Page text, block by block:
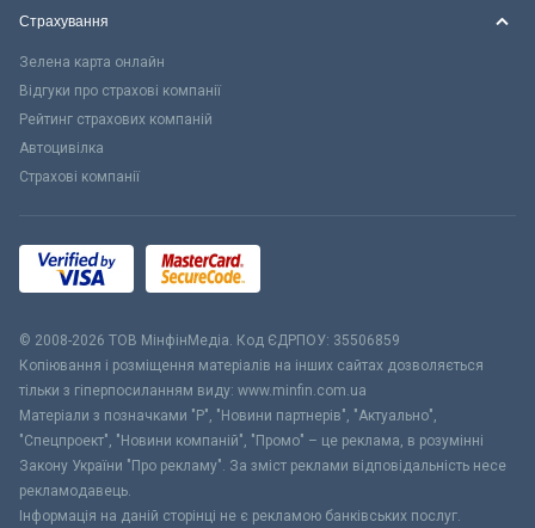
Страхування
Зелена карта онлайн
Відгуки про страхові компанії
Рейтинг страхових компаній
Автоцивілка
Страхові компанії
© 2008-2026 ТОВ МiнфiнМедiа. Код ЄДРПОУ: 35506859
Копіювання і розміщення матеріалів на інших сайтах дозволяється
тільки з гіперпосиланням виду: www.minfin.com.ua
Матеріали з позначками "Р", "Новини партнерів", "Актуально",
"Спецпроект", "Новини компаній", "Промо" – це реклама, в розумінні
Закону України "Про рекламу". За зміст реклами відповідальність несе
рекламодавець.
Інформація на даній сторінці не є рекламою банківських послуг.